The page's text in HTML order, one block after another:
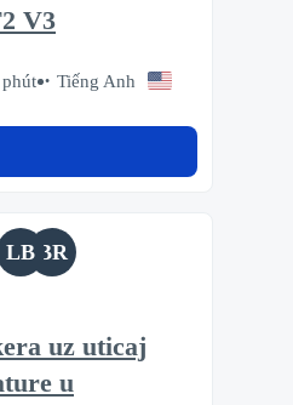
V3
Tiếng Anh
LB BR
uz uticaj
u